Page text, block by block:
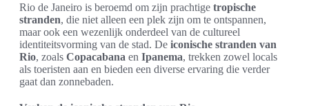
Rio de Janeiro is beroemd om zijn prachtige tropische
stranden, die niet alleen een plek zijn om te ontspannen,
maar ook een wezenlijk onderdeel van de cultureel
identiteitsvorming van de stad. De iconische stranden van
Rio, zoals Copacabana en Ipanema, trekken zowel locals
als toeristen aan en bieden een diverse ervaring die verder
gaat dan zonnebaden.